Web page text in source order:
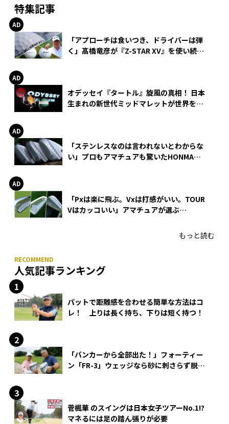
特集記事
「アプローチは食いつき、ドライバーは弾
く」髙橋竜彦が『Z-STAR XV』を使い続け
オデッセイ『タートル』旋風の真相！ 日本
生まれの新世代ミッドマレットが世界を席
「ステンレスなのは言われないとわからな
い」プロもアマチュアも驚いたHONMA
「Pxは楽に飛ぶ。Vxは打感がいい。TOUR
Vはカッコいい」アマチュアが選ぶ
もっと読む
人気記事ランキング
パットで距離感を合わせる簡単な方法はコ
レ！ 上りは長く持ち、下りは短く持つ！
「バンカーから全部出た！」フォーティー
ン「FR-3」ウェッジなら砂に刺さらず脱出
菅楓華 のスイングは日本女子ツアーNo.1!?
マネるには足の踏ん張りが必要